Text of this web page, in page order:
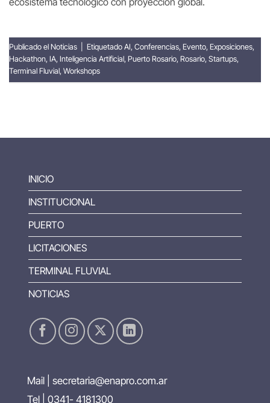
Publicado el Noticias Etiquetado AI, Conferencias, Evento, Exposiciones,
Hackathon, IA, Inteligencia Artificial, Puerto Rosario, Rosario, Startups,
Terminal Fluvial, Workshops
INICIO
INSTITUCIONAL
PUERTO
LICITACIONES
TERMINAL FLUVIAL
NOTICIAS
Mail | secretaria@enapro.com.ar
Tel | 0341- 4181300